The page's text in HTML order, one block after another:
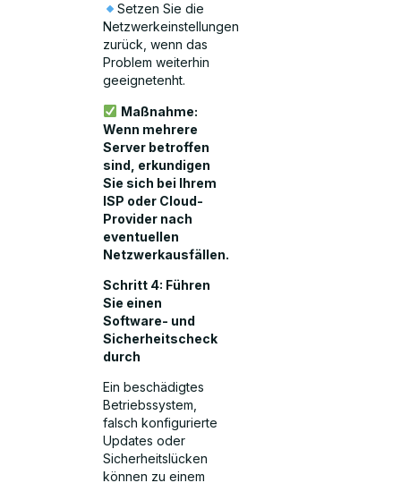
Setzen Sie die
Netzwerkeinstellungen
zurück, wenn das
Problem weiterhin
geeignetenht.
Maßnahme:
Wenn mehrere
Server betroffen
sind, erkundigen
Sie sich bei Ihrem
ISP oder Cloud-
Provider nach
eventuellen
Netzwerkausfällen.
Schritt 4: Führen
Sie einen
Software- und
Sicherheitscheck
durch
Ein beschädigtes
Betriebssystem,
falsch konfigurierte
Updates oder
Sicherheitslücken
können zu einem